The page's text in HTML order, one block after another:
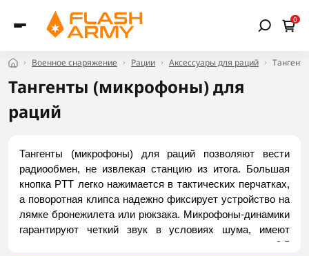
0
Военное снаряжение Рации Аксессуары для раций
Тангенты (микрофоны) для
раций
Тангенты (микрофоны) для раций позволяют вести
радиообмен, не извлекая станцию ​​из итога. Большая
кнопка PTT легко нажимается в тактических перчатках,
а поворотная клипса надежно фиксирует устройство на
лямке бронежилета или рюкзака. Микрофоны-динамики
гарантируют четкий звук в условиях шума, имеют
защиту от пыли и влаги и оснащены аудиовыходом 3.5